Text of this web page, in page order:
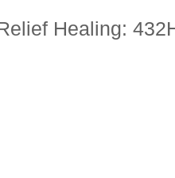
Healing: